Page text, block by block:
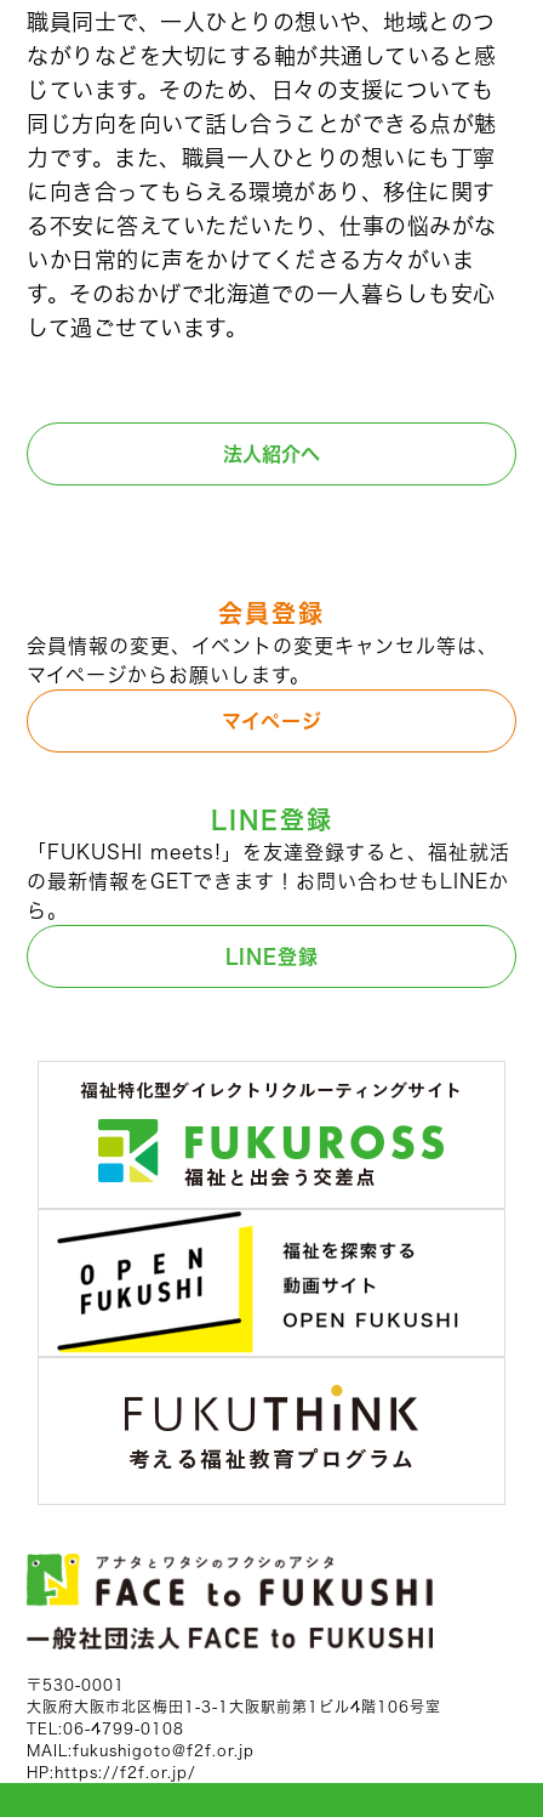
職員同士で、一人ひとりの想いや、地域とのつ
ながりなどを大切にする軸が共通していると感
じています。そのため、日々の支援についても
同じ方向を向いて話し合うことができる点が魅
力です。また、職員一人ひとりの想いにも丁寧
に向き合ってもらえる環境があり、移住に関す
る不安に答えていただいたり、仕事の悩みがな
いか日常的に声をかけてくださる方々がいま
す。そのおかげで北海道での一人暮らしも安心
して過ごせています。
法人紹介へ
会員登録
会員情報の変更、イベントの変更キャンセル等は、
マイページからお願いします。
マイページ
LINE登録
「FUKUSHI meets!」を友達登録すると、福祉就活
の最新情報をGETできます！お問い合わせもLINEか
ら。
LINE登録
〒530-0001
大阪府大阪市北区梅田1-3-1大阪駅前第1ビル4階106号室
TEL:06-4799-0108
MAIL:fukushigoto@f2f.or.jp
HP: https://f2f.or.jp/